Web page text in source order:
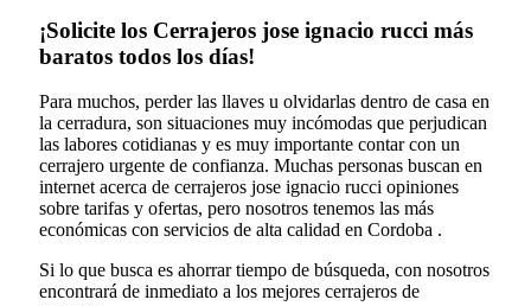
¡Solicite los Cerrajeros jose ignacio rucci más
baratos todos los días!
Para muchos, perder las llaves u olvidarlas dentro de casa en
la cerradura, son situaciones muy incómodas que perjudican
las labores cotidianas y es muy importante contar con un
cerrajero urgente de confianza. Muchas personas buscan en
internet acerca de cerrajeros jose ignacio rucci opiniones
sobre tarifas y ofertas, pero nosotros tenemos las más
económicas con servicios de alta calidad en Cordoba .
Si lo que busca es ahorrar tiempo de búsqueda, con nosotros
encontrará de inmediato a los mejores cerrajeros de